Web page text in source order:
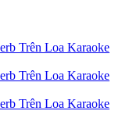
Trên Loa Karaoke
Trên Loa Karaoke
Trên Loa Karaoke